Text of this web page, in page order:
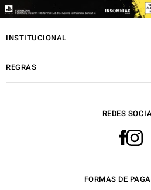
INSTITUCIONAL
REGRAS
REDES
FORMAS DE